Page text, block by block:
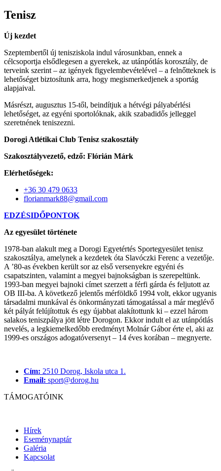
Tenisz
Új kezdet
Szeptembertől új tenisziskola indul városunkban, ennek a
célcsoportja elsődlegesen a gyerekek, az utánpótlás korosztály, de
terveink szerint – az igények figyelembevételével – a felnőtteknek is
lehetőséget biztosítunk arra, hogy megismerkedjenek a sportág
alapjaival.
Másrészt, augusztus 15-től, beindítjuk a hétvégi pályabérlési
lehetőséget, az egyéni sportolóknak, akik szabadidős jelleggel
szeretnének teniszezni.
Dorogi Atlétikai Club Tenisz szakosztály
Szakosztályvezető, edző: Flórián Márk
Elérhetőségek:
+36 30 479 0633
florianmark88@gmail.com
EDZÉSIDŐPONTOK
Az egyesület története
1978-ban alakult meg a Dorogi Egyetértés Sportegyesület tenisz
szakosztálya, amelynek a kezdetek óta Slavóczki Ferenc a vezetője.
A ’80-as években került sor az első versenyekre egyéni és
csapatszinten, valamint a megyei bajnokságban is szerepeltünk.
1993-ban megyei bajnoki címet szerzett a férfi gárda és feljutott az
OB III-ba. A következő jelentős mérföldkő 1994 volt, ekkor ugyanis
társadalmi munkával és önkormányzati támogatással a már meglévő
két pályát felújítottuk és egy újabbat alakítottunk ki – ezzel három
salakos teniszpálya jött létre Dorogon. Ekkor indult el az utánpótlás
nevelés, a legkiemelkedőbb eredményt Molnár Gábor érte el, aki az
1999-es országos adogatóversenyt – 14 éves korában – megnyerte.
Cím: 2510 Dorog, Iskola utca 1.
Email: sport@dorog.hu
TÁMOGATÓINK
Hírek
Eseménynaptár
Galéria
Kapcsolat